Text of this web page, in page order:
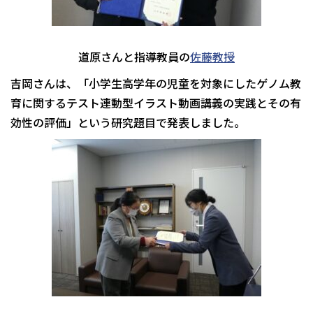
道原さんと指導教員の佐藤教授
吉岡さんは、「小学生高学年の児童を対象にしたゲノム教
育に関するテスト連動型イラスト動画講義の実践とその有
効性の評価」という研究題目で発表しました。